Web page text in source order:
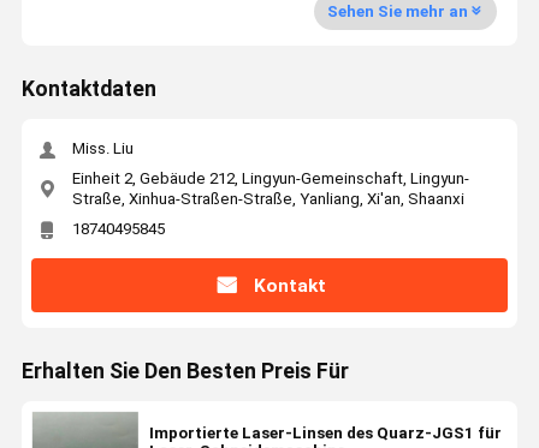
Sehen Sie mehr an
Kontaktdaten
Miss. Liu
Einheit 2, Gebäude 212, Lingyun-Gemeinschaft, Lingyun-
Straße, Xinhua-Straßen-Straße, Yanliang, Xi'an, Shaanxi
18740495845
Kontakt
Erhalten Sie Den Besten Preis Für
Importierte Laser-Linsen des Quarz-JGS1 für